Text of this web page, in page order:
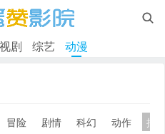

剧 综艺 动漫
冒险 剧情 科幻 动作
搞